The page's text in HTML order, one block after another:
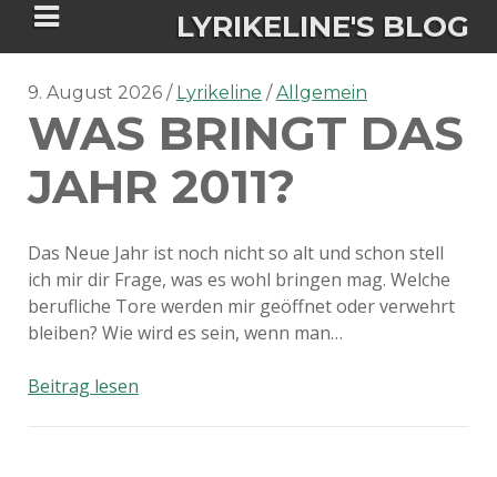
LYRIKELINE'S BLOG
Tania Morgan's Blog über alles, was
sie im Leben bewegt.
ÜBER DIE AUTORIN
IGASHO UND CHIMALIS KAYA
NIEMALS FÜR IMMER (ROMAN)
BÜCHERSHOPS
9. August 2026 Lyrikeline Allgemein
WAS BRINGT DAS
JAHR 2011?
Das Neue Jahr ist noch nicht so alt und schon stell
ich mir dir Frage, was es wohl bringen mag. Welche
berufliche Tore werden mir geöffnet oder verwehrt
bleiben? Wie wird es sein, wenn man…
Beitrag lesenWas